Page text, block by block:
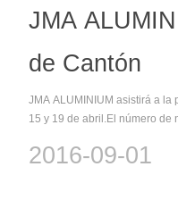
JMA
de Cantón
JMA ALUMINIUM asistirá a la
15 y 19 de abril.El número de
2016-09-01